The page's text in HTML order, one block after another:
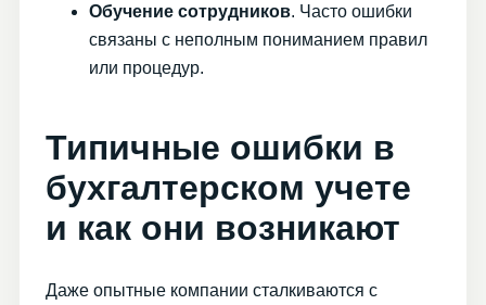
Обучение сотрудников. Часто ошибки
связаны с неполным пониманием правил
или процедур.
Типичные ошибки в
бухгалтерском учете
и как они возникают
Даже опытные компании сталкиваются с